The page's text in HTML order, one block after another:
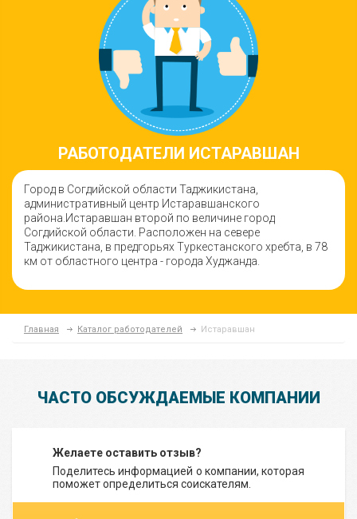
РАБОТОДАТЕЛИ ИСТАРАВШАН
Город в Согдийской области Таджикистана,
административный центр Истаравшанского
района.Истаравшан второй по величине город
Согдийской области. Расположен на севере
Таджикистана, в предгорьях Туркестанского хребта, в 78
км от областного центра - города Худжанда.
Главная Каталог работодателей Истаравшан
ЧАСТО ОБСУЖДАЕМЫЕ КОМПАНИИ
Желаете оставить отзыв?
Поделитесь информацией о компании, которая
поможет определиться соискателям.